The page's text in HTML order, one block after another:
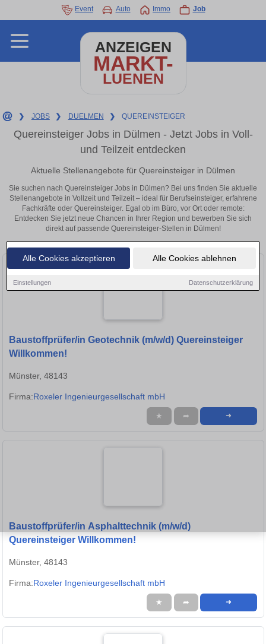
Alle Cookies akzeptieren Alle Cookies ablehnen
Einstellungen Datenschutzerklärung
Event Auto Immo Job
ANZEIGEN
MARKT-
LUENEN
❯ JOBS ❯ DUELMEN ❯ QUEREINSTEIGER
Quereinsteiger Jobs in Dülmen - Jetzt Jobs in Voll-
und Teilzeit entdecken
Aktuelle Stellenangebote für Quereinsteiger in Dülmen
Sie suchen nach Quereinsteiger Jobs in Dülmen? Bei uns finden Sie aktuelle
Stellenangebote in Vollzeit und Teilzeit – ideal für Berufseinsteiger, erfahrene
Fachkräfte oder Quereinsteiger. Egal ob im Büro, vor Ort oder remote:
Entdecken Sie jetzt neue Chancen in Ihrer Region und bewerben Sie sich
direkt auf passende Quereinsteiger-Stellen in Dülmen!
Baustoffprüfer/in Geotechnik (m/w/d) Quereinsteiger
Willkommen!
Münster, 48143
Firma:Roxeler Ingenieurgesellschaft mbH
★ ➦ ➜
Baustoffprüfer/in Asphalttechnik (m/w/d)
Quereinsteiger Willkommen!
Münster, 48143
Firma:Roxeler Ingenieurgesellschaft mbH
★ ➦ ➜